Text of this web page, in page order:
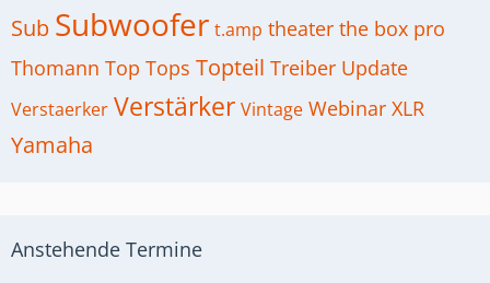
Sub Subwoofer t.amp theater the box pro
Thomann Top Tops Topteil Treiber Update
Verstaerker Verstärker Vintage Webinar XLR
Yamaha
Anstehende Termine